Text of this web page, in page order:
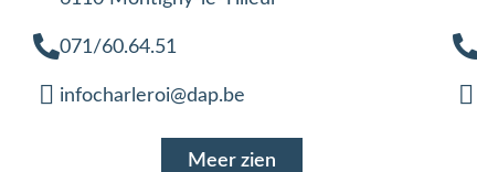
071/60.64.51
infocharleroi@dap.be
Meer zien